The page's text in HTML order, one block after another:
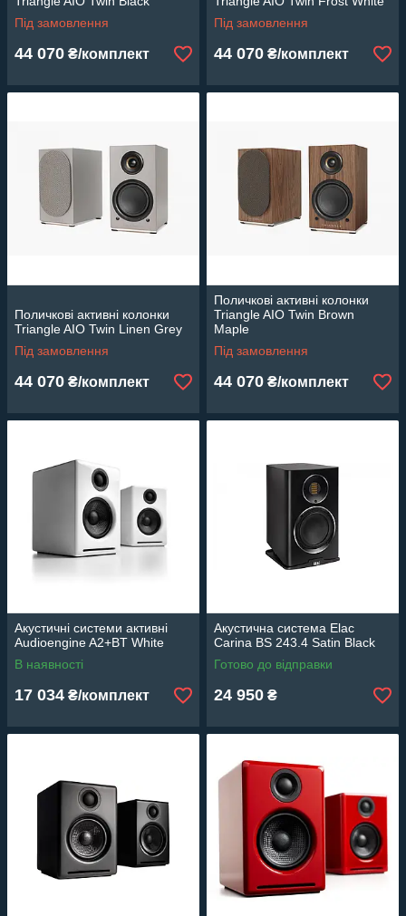
Під замовлення
44 070 ₴/комплект
Під замовлення
44 070 ₴/комплект
Поличкові активні колонки
Triangle AIO Twin Linen Grey
Під замовлення
44 070 ₴/комплект
Поличкові активні колонки
Triangle AIO Twin Brown
Maple
Під замовлення
44 070 ₴/комплект
Акустичні системи активні
Audioengine A2+BT White
В наявності
17 034 ₴/комплект
Акустична система Elac
Carina BS 243.4 Satin Black
Готово до відправки
24 950 ₴